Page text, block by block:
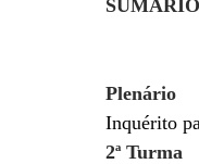
SUMÁRIO
Plenário
Inquérito
2ª Turma